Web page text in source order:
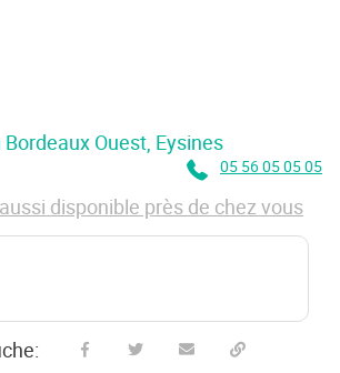
Ouest , Eysines
05 56 05 05 05
disponible près de chez vous